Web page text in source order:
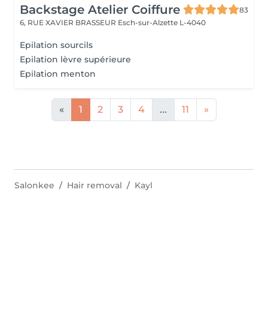
Backstage Atelier Coiffure
83
6, RUE XAVIER BRASSEUR Esch-sur-Alzette L-4040
Epilation sourcils
Epilation lèvre supérieure
Epilation menton
« 1 2 3 4 ... 11 »
Salonkee Hair removal Kayl